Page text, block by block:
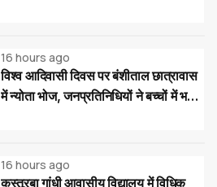
16 hours ago
विश्व आदिवासी दिवस पर बंशीताल छात्रावास
में न्योता भोज, जनप्रतिनिधियों ने बच्चों में भरी
16 hours ago
कस्तूरबा गांधी आवासीय विद्यालय में विधिक